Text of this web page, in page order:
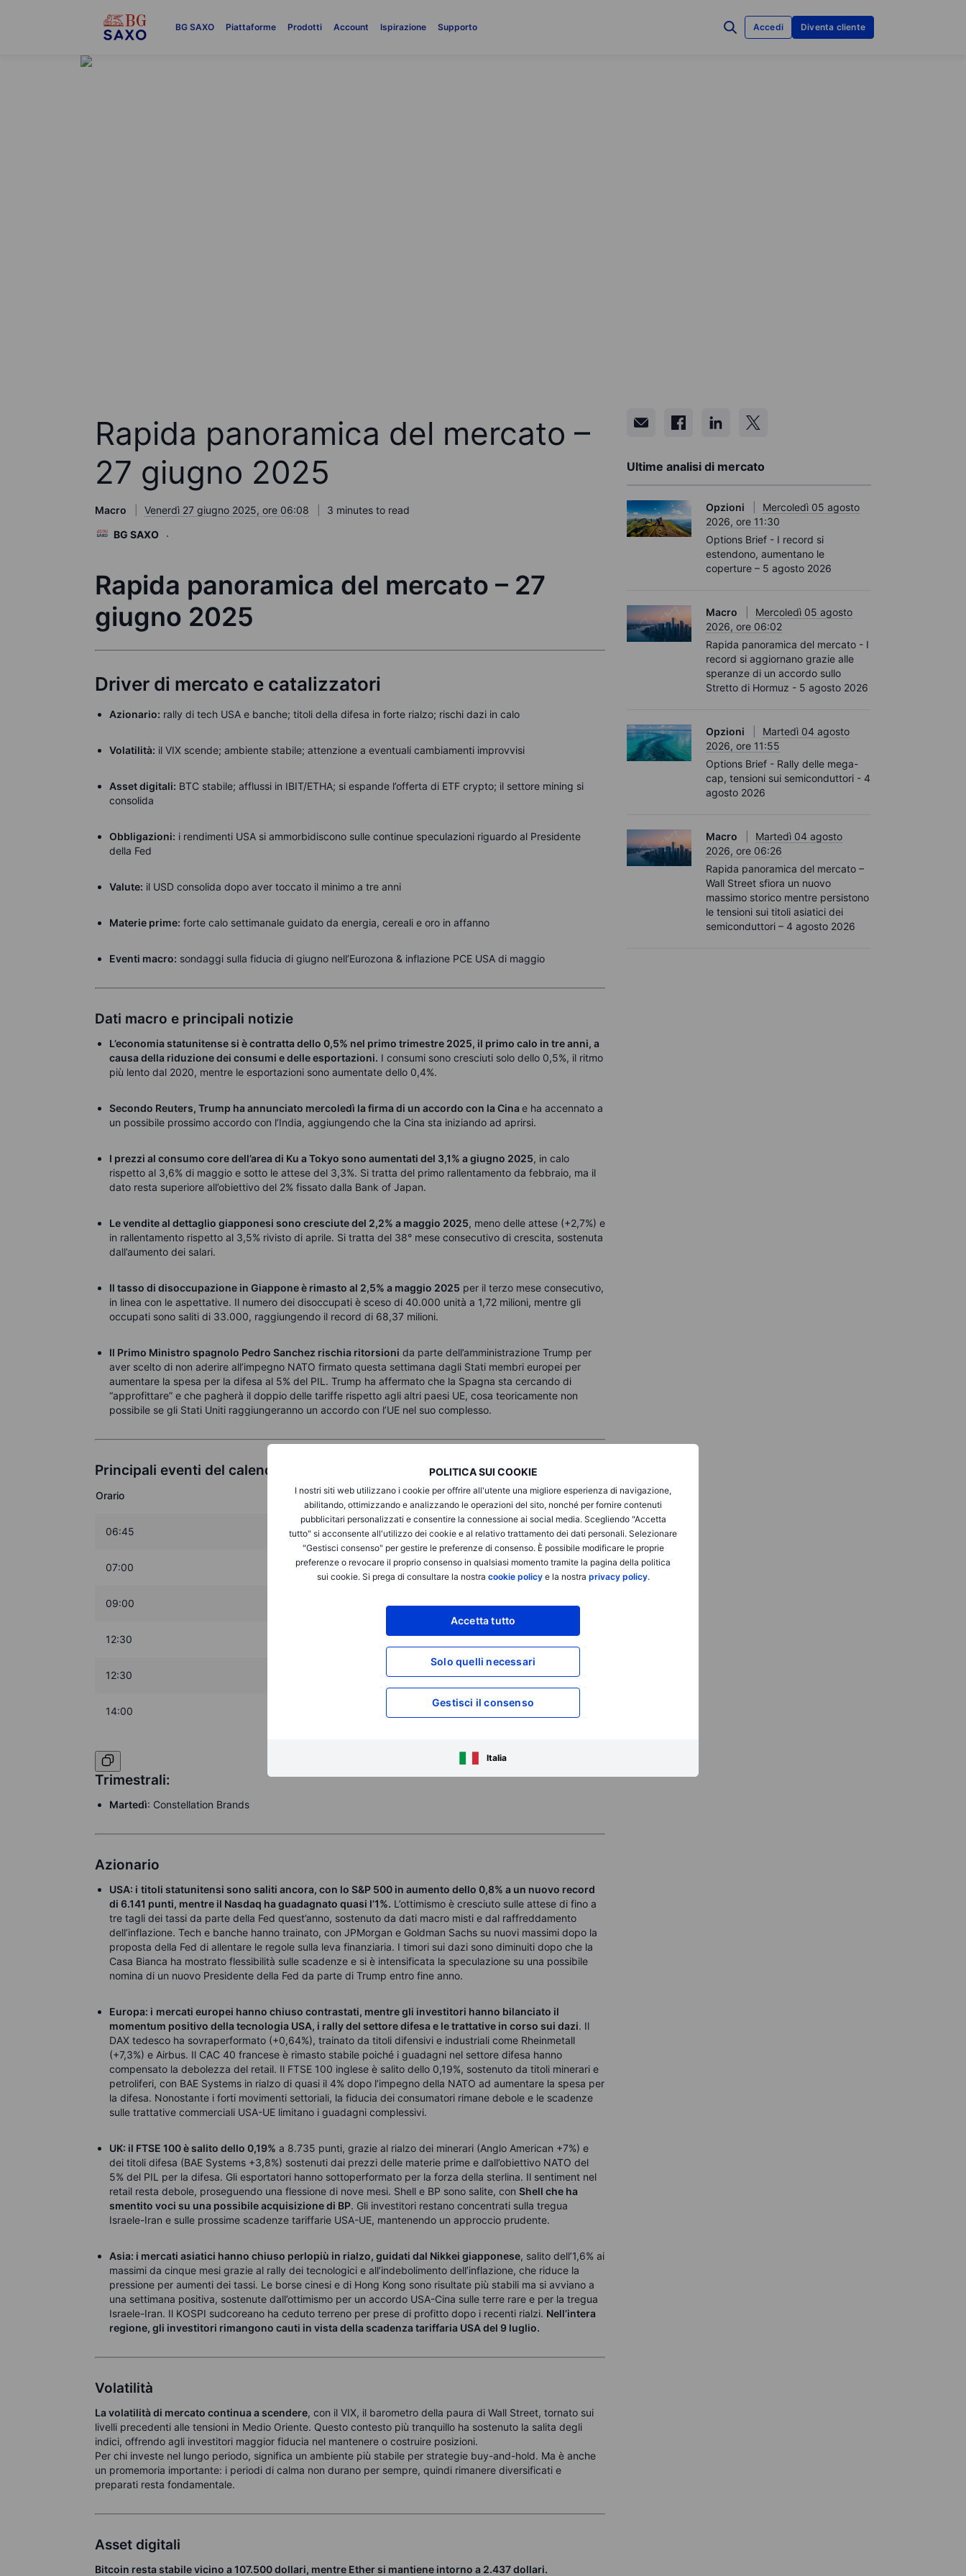
BG SAXO Piattaforme Prodotti Account Ispirazione Supporto Accedi Diventa cliente
POLITICA SUI COOKIE
I nostri siti web utilizzano i cookie per offrire all'utente una migliore esperienza di navigazione,
abilitando, ottimizzando e analizzando le operazioni del sito, nonché per fornire contenuti
pubblicitari personalizzati e consentire la connessione ai social media. Scegliendo "Accetta
tutto" si acconsente all'utilizzo dei cookie e al relativo trattamento dei dati personali. Selezionare
"Gestisci consenso" per gestire le preferenze di consenso. È possibile modificare le proprie
preferenze o revocare il proprio consenso in qualsiasi momento tramite la pagina della politica
sui cookie. Si prega di consultare la nostra cookie policye la nostra privacy policy.
Accetta tutto
Solo quelli necessari
Gestisci il consenso
Italia
Rapida panoramica del mercato –
27 giugno 2025
Macro Venerdì 27 giugno 2025, ore 06:08
3 minutes to read
BG SAXO
Rapida panoramica del mercato – 27
giugno 2025
Driver di mercato e catalizzatori
Azionario: rally di tech USA e banche; titoli della difesa in forte rialzo; rischi dazi in calo
Volatilità: il VIX scende; ambiente stabile; attenzione a eventuali cambiamenti improvvisi
Asset digitali: BTC stabile; afflussi in IBIT/ETHA; si espande l’offerta di ETF crypto; il settore mining si
consolida
Obbligazioni: i rendimenti USA si ammorbidiscono sulle continue speculazioni riguardo al Presidente
della Fed
Valute: il USD consolida dopo aver toccato il minimo a tre anni
Materie prime: forte calo settimanale guidato da energia, cereali e oro in affanno
Eventi macro: sondaggi sulla fiducia di giugno nell’Eurozona & inflazione PCE USA di maggio
Dati macro e principali notizie
L’economia statunitense si è contratta dello 0,5% nel primo trimestre 2025, il primo calo in tre anni, a
causa della riduzione dei consumi e delle esportazioni. I consumi sono cresciuti solo dello 0,5%, il ritmo
più lento dal 2020, mentre le esportazioni sono aumentate dello 0,4%.
Secondo Reuters, Trump ha annunciato mercoledì la firma di un accordo con la Cina e ha accennato a
un possibile prossimo accordo con l’India, aggiungendo che la Cina sta iniziando ad aprirsi.
I prezzi al consumo core dell’area di Ku a Tokyo sono aumentati del 3,1% a giugno 2025, in calo
rispetto al 3,6% di maggio e sotto le attese del 3,3%. Si tratta del primo rallentamento da febbraio, ma il
dato resta superiore all’obiettivo del 2% fissato dalla Bank of Japan.
Le vendite al dettaglio giapponesi sono cresciute del 2,2% a maggio 2025, meno delle attese (+2,7%) e
in rallentamento rispetto al 3,5% rivisto di aprile. Si tratta del 38° mese consecutivo di crescita, sostenuta
dall’aumento dei salari.
Il tasso di disoccupazione in Giappone è rimasto al 2,5% a maggio 2025 per il terzo mese consecutivo,
in linea con le aspettative. Il numero dei disoccupati è sceso di 40.000 unità a 1,72 milioni, mentre gli
occupati sono saliti di 33.000, raggiungendo il record di 68,37 milioni.
Il Primo Ministro spagnolo Pedro Sanchez rischia ritorsioni da parte dell’amministrazione Trump per
aver scelto di non aderire all’impegno NATO firmato questa settimana dagli Stati membri europei per
aumentare la spesa per la difesa al 5% del PIL. Trump ha affermato che la Spagna sta cercando di
“approfittare” e che pagherà il doppio delle tariffe rispetto agli altri paesi UE, cosa teoricamente non
possibile se gli Stati Uniti raggiungeranno un accordo con l’UE nel suo complesso.
Principali eventi del calendario macro (orari GMT)
Orario Evento
06:45 Francia, stima flash CPI giugno
07:00 Spagna, stima flash CPI giugno
09:00 Eurozona, sondaggi sulla fiducia giugno
12:30 Canada, PIL aprile
12:30 USA, inflazione PCE maggio
14:00 USA, fiducia finale Università del Michigan giugno
Trimestrali:
Martedì: Constellation Brands
Azionario
USA: i titoli statunitensi sono saliti ancora, con lo S&P 500 in aumento dello 0,8% a un nuovo record
di 6.141 punti, mentre il Nasdaq ha guadagnato quasi l’1%. L’ottimismo è cresciuto sulle attese di fino a
tre tagli dei tassi da parte della Fed quest’anno, sostenuto da dati macro misti e dal raffreddamento
dell’inflazione. Tech e banche hanno trainato, con JPMorgan e Goldman Sachs su nuovi massimi dopo la
proposta della Fed di allentare le regole sulla leva finanziaria. I timori sui dazi sono diminuiti dopo che la
Casa Bianca ha mostrato flessibilità sulle scadenze e si è intensificata la speculazione su una possibile
nomina di un nuovo Presidente della Fed da parte di Trump entro fine anno.
Europa: i mercati europei hanno chiuso contrastati, mentre gli investitori hanno bilanciato il
momentum positivo della tecnologia USA, i rally del settore difesa e le trattative in corso sui dazi. Il
DAX tedesco ha sovraperformato (+0,64%), trainato da titoli difensivi e industriali come Rheinmetall
(+7,3%) e Airbus. Il CAC 40 francese è rimasto stabile poiché i guadagni nel settore difesa hanno
compensato la debolezza del retail. Il FTSE 100 inglese è salito dello 0,19%, sostenuto da titoli minerari e
petroliferi, con BAE Systems in rialzo di quasi il 4% dopo l’impegno della NATO ad aumentare la spesa per
la difesa. Nonostante i forti movimenti settoriali, la fiducia dei consumatori rimane debole e le scadenze
sulle trattative commerciali USA-UE limitano i guadagni complessivi.
UK: il FTSE 100 è salito dello 0,19% a 8.735 punti, grazie al rialzo dei minerari (Anglo American +7%) e
dei titoli difesa (BAE Systems +3,8%) sostenuti dai prezzi delle materie prime e dall’obiettivo NATO del
5% del PIL per la difesa. Gli esportatori hanno sottoperformato per la forza della sterlina. Il sentiment nel
retail resta debole, proseguendo una flessione di nove mesi. Shell e BP sono salite, con Shell che ha
smentito voci su una possibile acquisizione di BP. Gli investitori restano concentrati sulla tregua
Israele-Iran e sulle prossime scadenze tariffarie USA-UE, mantenendo un approccio prudente.
Asia: i mercati asiatici hanno chiuso perlopiù in rialzo, guidati dal Nikkei giapponese, salito dell’1,6% ai
massimi da cinque mesi grazie al rally dei tecnologici e all’indebolimento dell’inflazione, che riduce la
pressione per aumenti dei tassi. Le borse cinesi e di Hong Kong sono risultate più stabili ma si avviano a
una settimana positiva, sostenute dall’ottimismo per un accordo USA-Cina sulle terre rare e per la tregua
Israele-Iran. Il KOSPI sudcoreano ha ceduto terreno per prese di profitto dopo i recenti rialzi. Nell’intera
regione, gli investitori rimangono cauti in vista della scadenza tariffaria USA del 9 luglio.
Volatilità
La volatilità di mercato continua a scendere, con il VIX, il barometro della paura di Wall Street, tornato sui
livelli precedenti alle tensioni in Medio Oriente. Questo contesto più tranquillo ha sostenuto la salita degli
indici, offrendo agli investitori maggior fiducia nel mantenere o costruire posizioni.
Per chi investe nel lungo periodo, significa un ambiente più stabile per strategie buy-and-hold. Ma è anche
un promemoria importante: i periodi di calma non durano per sempre, quindi rimanere diversificati e
preparati resta fondamentale.
Asset digitali
Bitcoin resta stabile vicino a 107.500 dollari, mentre Ether si mantiene intorno a 2.437 dollari.
Ultime analisi di mercato
Opzioni
Mercoledì 05 agosto
2026, ore 11:30
Options Brief - I record si
estendono, aumentano le
coperture – 5 agosto 2026
Macro
Mercoledì 05 agosto
2026, ore 06:02
Rapida panoramica del mercato - I
record si aggiornano grazie alle
speranze di un accordo sullo
Stretto di Hormuz - 5 agosto 2026
Opzioni
Martedì 04 agosto
2026, ore 11:55
Options Brief - Rally delle mega-
cap, tensioni sui semiconduttori - 4
agosto 2026
Macro
Martedì 04 agosto
2026, ore 06:26
Rapida panoramica del mercato –
Wall Street sfiora un nuovo
massimo storico mentre persistono
le tensioni sui titoli asiatici dei
semiconduttori – 4 agosto 2026